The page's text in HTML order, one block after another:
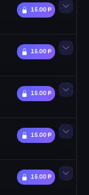
15.00 Ᵽ
15.00 Ᵽ
15.00 Ᵽ
15.00 Ᵽ
15.00 Ᵽ